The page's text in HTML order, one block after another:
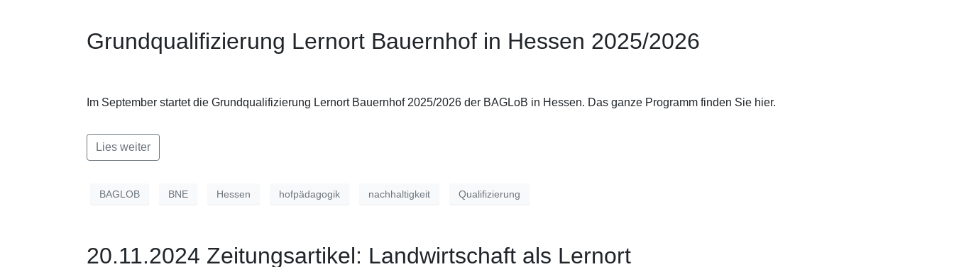
Grundqualifizierung Lernort Bauernhof in Hessen 2025/2026
Im September startet die Grundqualifizierung Lernort Bauernhof 2025/2026 der BAGLoB in Hessen. Das ganze Programm finden Sie hier.
Lies weiter
BAGLOB BNE Hessen hofpädagogik nachhaltigkeit Qualifizierung
20.11.2024 Zeitungsartikel: Landwirtschaft als Lernort